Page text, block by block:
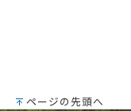
ページの先頭へ